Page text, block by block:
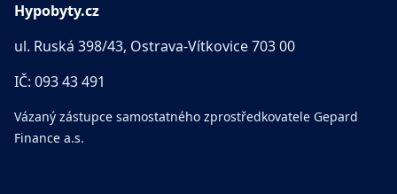
Hypobyty.cz
ul. Ruská 398/43, Ostrava-Vítkovice 703 00
IČ: 093 43 491
Vázaný zástupce samostatného zprostředkovatele Gepard
Finance a.s.